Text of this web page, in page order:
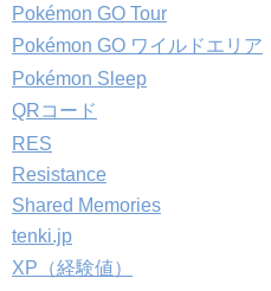
Pokémon GO Tour
Pokémon GO ワイルドエリア
Pokémon Sleep
QRコード
RES
Resistance
Shared Memories
tenki.jp
XP（経験値）